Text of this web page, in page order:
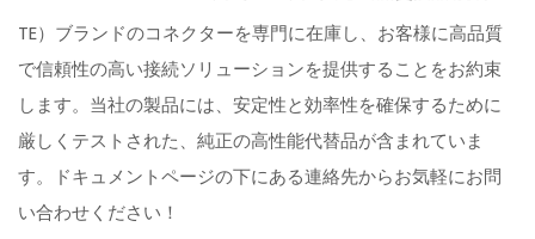
TE）ブランドのコネクターを専門に在庫し、お客様に高品質
で信頼性の高い接続ソリューションを提供することをお約束
します。当社の製品には、安定性と効率性を確保するために
厳しくテストされた、純正の高性能代替品が含まれていま
す。ドキュメントページの下にある連絡先からお気軽にお問
い合わせください！